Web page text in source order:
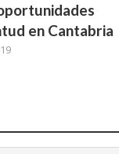
en Cantabria